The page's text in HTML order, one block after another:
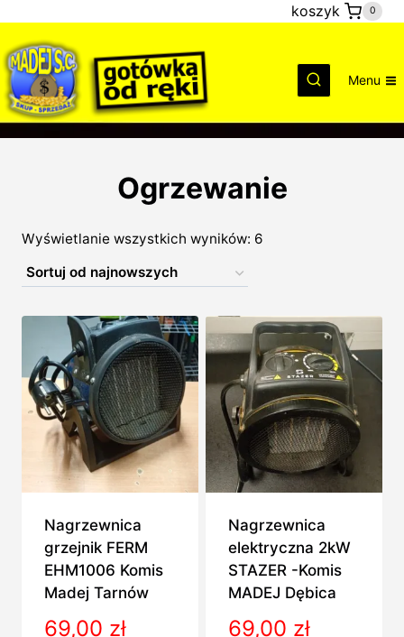
treści
koszyk 0
Menu
Ogrzewanie
Wyświetlanie wszystkich wyników: 6
Nagrzewnica
grzejnik FERM
EHM1006 Komis
Madej Tarnów
69,00 zł
Nagrzewnica
elektryczna 2kW
STAZER -Komis
MADEJ Dębica
69,00 zł